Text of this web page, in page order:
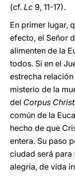
(cf. Lc 9, 11-17).
En primer lugar,
efecto, el Señor
alimenten de la
todos. Si en el
estrecha
misterio de la
del Corpus
común de la
hecho de que
entera. Su paso
ciudad será para
alegría, de vida